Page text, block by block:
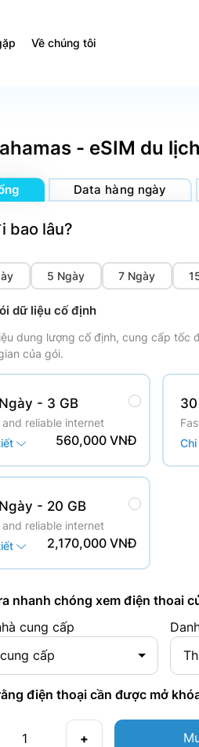
Về chúng tôi
- eSIM du
Data hàng ngày
bao lâu?
5 Ngày 7 Ngày
dữ liệu cố định
dung lượng cố định, cung cấp tốc
của gói.
- 3 GB
and reliable internet
560,000 VNĐ
- 20 GB
and reliable internet
2,170,000 VNĐ
nhanh chóng xem điện thoai
cung cấp
cấp
điện thoại cần được mở
+